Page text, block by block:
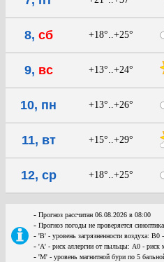
8, сб +18°..+25°
9, вс +13°..+24°
10, пн +13°..+26°
11, вт +15°..+29°
12, ср +18°..+25°
- Прогноз рассчитан 06.08.2026 в 08:00
- Прогноз погоды не проверяется
- 'В' - уровень загрязненности воздуха: В0
- 'А' - риск аллергии от пыльцы: А0 - риск
- 'М' - уровень магнитной бури по 5